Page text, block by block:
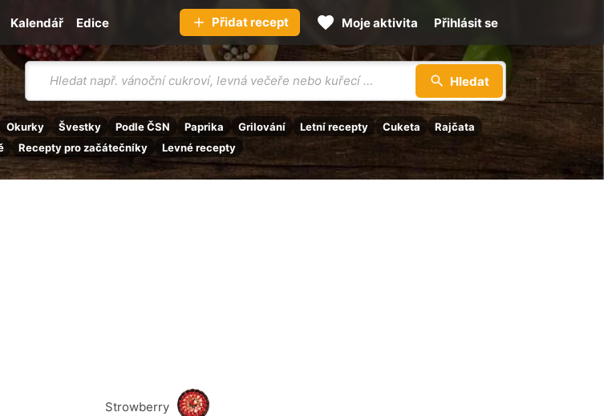
Vyhledávání
Hledat
Okurky Švestky Podle ČSN Paprika Grilování Letní recepty Cuketa
Rajčata
Recepty pro začátečníky Levné recepty
Kalendář Edice Přidat recept Moje aktivita Přihlásit se
Strowberry